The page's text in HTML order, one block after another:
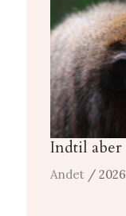
Indtil aber
Andet / 2026